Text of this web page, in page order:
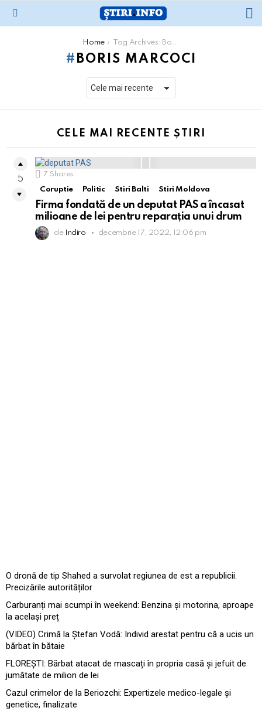
Home Tag Archives: Boris Marcoci
BORIS MARCOCI
CELE MAI RECENTE ȘTIRI
7 Shares
Coruptie
Politic Stiri Balti Stiri Moldova
Firma fondată de un deputat PAS a încasat
milioane de lei pentru reparația unui drum
de Indiro decembrie 17, 2022, 12:06 pm
5
O dronă de tip Shahed a survolat regiunea de est a republicii.
Precizările autorităților
Carburanți mai scumpi în weekend: Benzina și motorina, aproape
la același preț
(VIDEO) Crimă la Ștefan Vodă: Individ arestat pentru că a ucis un
bărbat în bătaie
FLOREȘTI: Bărbat atacat de mascați în propria casă și jefuit de
jumătate de milion de lei
Cazul crimelor de la Beriozchi: Expertizele medico-legale și
genetice, finalizate